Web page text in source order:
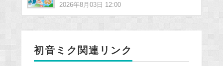
2026年8月03日 12:00
初音ミク関連リンク